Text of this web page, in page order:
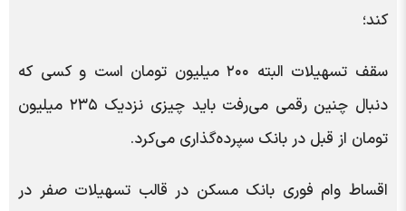
کند؛
سقف تسهیلات البته ۲۰۰ میلیون تومان است و کسی که
دنبال چنین رقمی می‌رفت باید چیزی نزدیک ۲۳۵ میلیون
تومان از قبل در بانک سپرده‌گذاری می‌کرد.
اقساط وام فوری بانک مسکن در قالب تسهیلات صفر در